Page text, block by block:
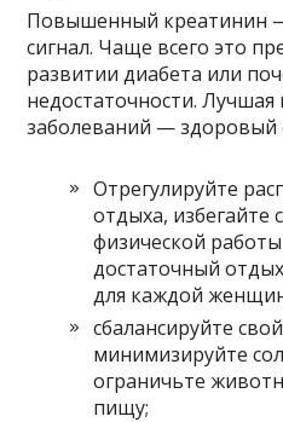
Повышенный креатинин
сигнал. Чаще всего это
развитии диабета или
недостаточности.
заболеваний — здоровый
Отрегулируйте
отдыха, избегайте
физической
достаточный
для каждой
сбалансируйте
минимизируйте
ограничьте
пищу;